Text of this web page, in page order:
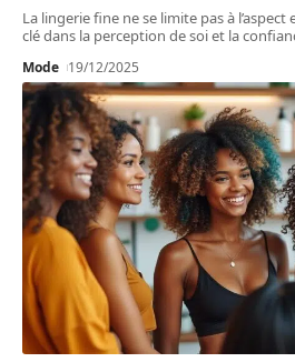
La lingerie fine ne se limite pas à
clé dans la perception de soi et la
Mode 19/12/2025